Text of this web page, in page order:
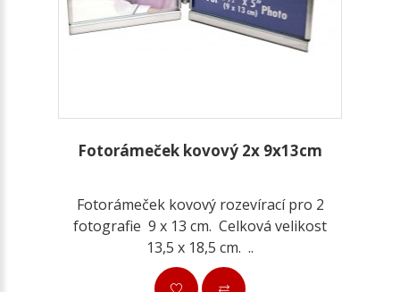
Fotorámeček kovový 2x 9x13cm
Fotorámeček kovový rozevírací pro 2
fotografie 9 x 13 cm. Celková velikost
13,5 x 18,5 cm. ..